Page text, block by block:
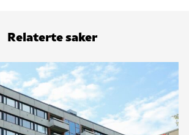
Relaterte saker